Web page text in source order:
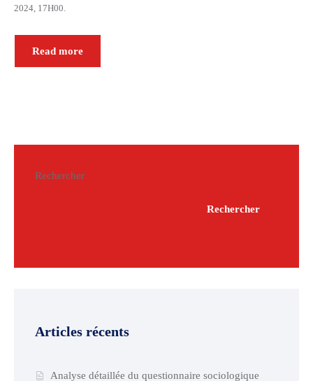
2024, 17H00.
Read more
Rechercher
Rechercher
Articles récents
Analyse détaillée du questionnaire sociologique